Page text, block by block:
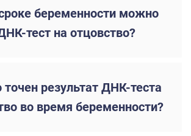
беременности можно
тест на отцовство?
точен результат ДНК-теста
во время беременности?